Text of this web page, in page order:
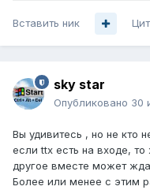
Вставить ник
sky star
Опубликовано 30
Вы удивитесь , но не кто
если ttx есть на входе,
другое вместе может
Более или менее с этим